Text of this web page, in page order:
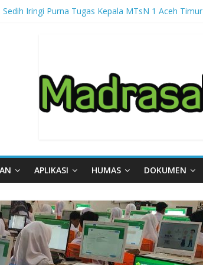
Sedih Iringi Purna Tugas Kepala MTsN 1 Aceh Timur
APLIKASI HUMAS DOKUMEN